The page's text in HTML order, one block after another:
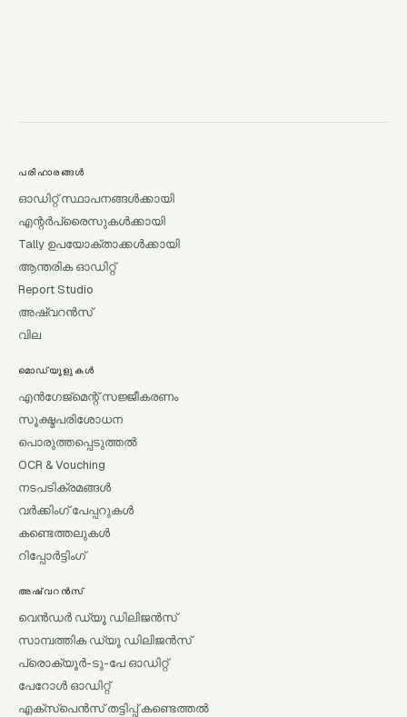
പരിഹാരങ്ങൾ
ഓഡിറ്റ് സ്ഥാപനങ്ങൾക്കായി
എന്റർപ്രൈസുകൾക്കായി
Tally ഉപയോക്താക്കൾക്കായി
ആന്തരിക ഓഡിറ്റ്
Report Studio
അഷ്വറൻസ്
വില
മൊഡ്യൂളുകൾ
എൻഗേജ്മെന്റ് സജ്ജീകരണം
സൂക്ഷ്മപരിശോധന
പൊരുത്തപ്പെടുത്തൽ
OCR & Vouching
നടപടിക്രമങ്ങൾ
വർക്കിംഗ് പേപ്പറുകൾ
കണ്ടെത്തലുകൾ
റിപ്പോർട്ടിംഗ്
അഷ്വറൻസ്
വെൻഡർ ഡ്യൂ ഡിലിജൻസ്
സാമ്പത്തിക ഡ്യൂ ഡിലിജൻസ്
പ്രൊക്യൂർ-ടു-പേ ഓഡിറ്റ്
പേറോൾ ഓഡിറ്റ്
എക്സ്പെൻസ് തട്ടിപ്പ് കണ്ടെത്തൽ